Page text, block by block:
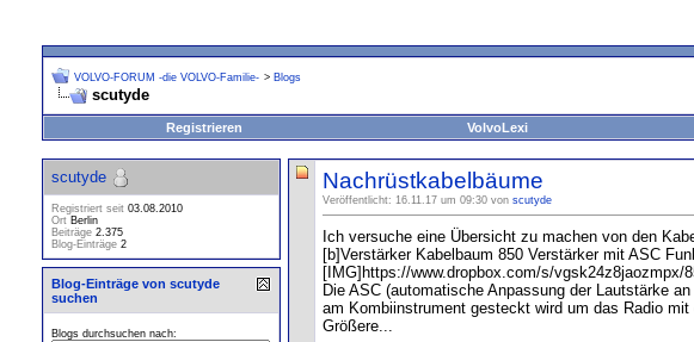
VOLVO-FORUM -die VOLVO-Familie- > Blogs
scutyde
Registrieren VolvoLexi
Nachrüstkabelbäume
Veröffentlicht: 16.11.17 um 09:30 von scutyde
Ich versuche eine Übersicht zu machen von den
[b]Verstärker Kabelbaum 850 Verstärker mit ASC
[IMG]https://www.dropbox.com/s/vgsk24z8jaozmpx/
Die ASC (automatische Anpassung der Lautstärke
am Kombiinstrument gesteckt wird um das Radio mit
Größere...
scutyde
Registriert seit 03.08.2010
Ort Berlin
Beiträge 2.375
Blog-Einträge 2
Blog-Einträge von scutyde
suchen
Blogs durchsuchen nach: